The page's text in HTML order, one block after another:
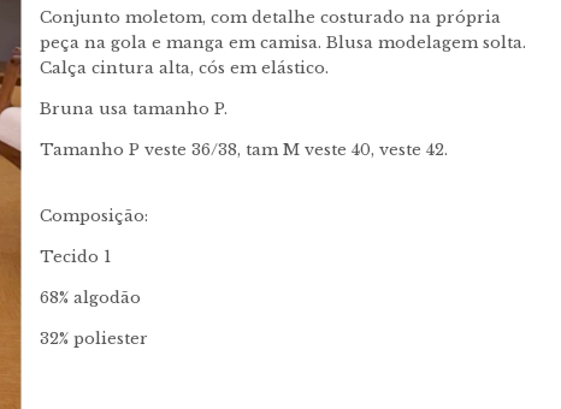
Conjunto moletom, com detalhe costurado na própria
peça na gola e manga em camisa. Blusa modelagem solta.
Calça cintura alta, cós em elástico.
Bruna usa tamanho P.
Tamanho P veste 36/38, tam M veste 40, veste 42.
Composição:
Tecido 1
68% algodão
32% poliester